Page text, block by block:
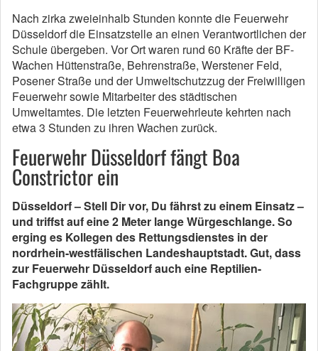
Nach zirka zweieinhalb Stunden konnte die Feuerwehr
Düsseldorf die Einsatzstelle an einen Verantwortlichen der
Schule übergeben. Vor Ort waren rund 60 Kräfte der BF-
Wachen Hüttenstraße, Behrenstraße, Werstener Feld,
Posener Straße und der Umweltschutzzug der Freiwilligen
Feuerwehr sowie Mitarbeiter des städtischen
Umweltamtes. Die letzten Feuerwehrleute kehrten nach
etwa 3 Stunden zu ihren Wachen zurück.
Feuerwehr Düsseldorf fängt Boa
Constrictor ein
Düsseldorf – Stell Dir vor, Du fährst zu einem Einsatz –
und triffst auf eine 2 Meter lange Würgeschlange. So
erging es Kollegen des Rettungsdienstes in der
nordrhein-westfälischen Landeshauptstadt. Gut, dass
zur Feuerwehr Düsseldorf auch eine Reptilien-
Fachgruppe zählt.